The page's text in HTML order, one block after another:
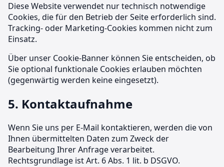
Diese Website verwendet nur technisch notwendige
Cookies, die für den Betrieb der Seite erforderlich sind.
Tracking- oder Marketing-Cookies kommen nicht zum
Einsatz.
Über unser Cookie-Banner können Sie entscheiden, ob
Sie optional funktionale Cookies erlauben möchten
(gegenwärtig werden keine eingesetzt).
5. Kontaktaufnahme
Wenn Sie uns per E-Mail kontaktieren, werden die von
Ihnen übermittelten Daten zum Zweck der
Bearbeitung Ihrer Anfrage verarbeitet.
Rechtsgrundlage ist Art. 6 Abs. 1 lit. b DSGVO.